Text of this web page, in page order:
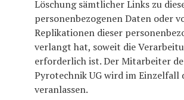
Löschung sämtlicher Links zu
personenbezogenen Daten oder
Replikationen dieser
verlangt hat, soweit die
erforderlich ist. Der Mitarbeiter
Pyrotechnik UG wird im Einzelfall
veranlassen.